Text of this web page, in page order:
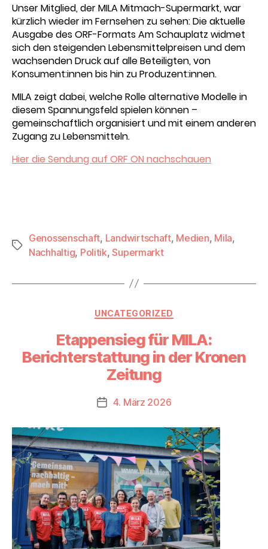
Unser Mitglied, der MILA Mitmach-Supermarkt, war
kürzlich wieder im Fernsehen zu sehen: Die aktuelle
Ausgabe des ORF-Formats Am Schauplatz widmet
sich den steigenden Lebensmittelpreisen und dem
wachsenden Druck auf alle Beteiligten, von
Konsument:innen bis hin zu Produzent:innen.
MILA zeigt dabei, welche Rolle alternative Modelle in
diesem Spannungsfeld spielen können –
gemeinschaftlich organisiert und mit einem anderen
Zugang zu Lebensmitteln.
Hier die Sendung auf ORF ON nachschauen
Schlagwörter
Genossenschaft, Landwirtschaft, Medien, Mila,
Nachhaltig, Politik,Supermarkt
Kategorien
UNCATEGORIZED
Etappensieg für MILA:
Berichterstattung in der Kronen
Zeitung
Beitragsdatum
4. März 2026